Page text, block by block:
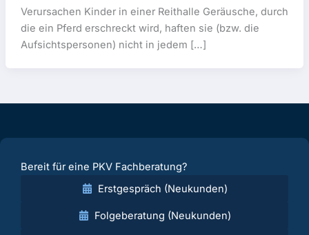
Verursachen Kinder in einer Reithalle Geräusche, durch
die ein Pferd erschreckt wird, haften sie (bzw. die
Aufsichtspersonen) nicht in jedem […]
Bereit für eine PKV Fachberatung?
Erstgespräch (Neukunden)
Folgeberatung (Neukunden)